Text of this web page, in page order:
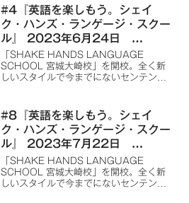
言語の語学学習スクールを提供します。
#4『英語を楽しもう。シェイ
ク・ハンズ・ランゲージ・スクー
ル』 2023年6月24日
ONAIR
「SHAKE HANDS LANGUAGE
SCHOOL 宮城大崎校」を開校。全く新
しいスタイルで今までにないセンテンス
言語の語学学習スクールを提供します。
#8『英語を楽しもう。シェイ
ク・ハンズ・ランゲージ・スクー
ル』 2023年7月22日
ONAIR
「SHAKE HANDS LANGUAGE
SCHOOL 宮城大崎校」を開校。全く新
しいスタイルで今までにないセンテンス